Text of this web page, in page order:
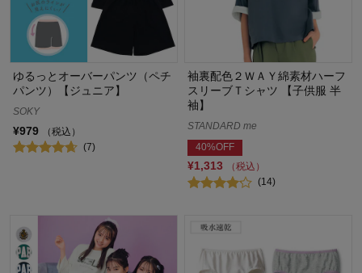
ゆるっとオーバーパンツ（ペチ
パンツ）【ジュニア】
SOKY
¥979
（税込）
(7)
袖裏配色２ＷＡＹ綿素材ハーフ
スリーブＴシャツ 【子供服 半
袖】
STANDARD me
40%OFF
¥1,313
（税込）
(14)